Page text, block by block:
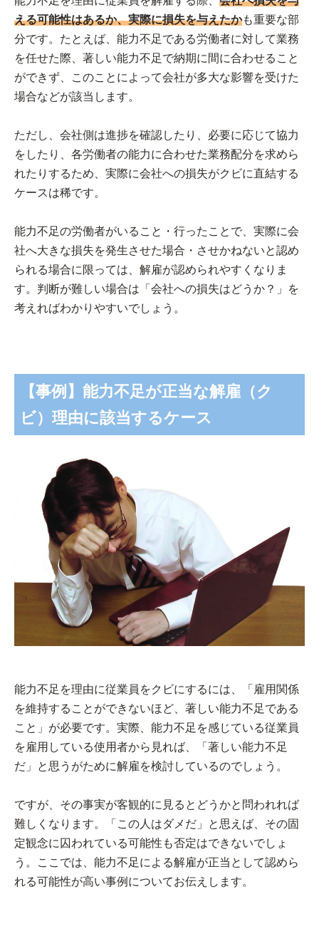
える可能性はあるか、実際に損失を与えたかも重要な部
分です。たとえば、能力不足である労働者に対して業務
を任せた際、著しい能力不足で納期に間に合わせること
ができず、このことによって会社が多大な影響を受けた
場合などが該当します。
ただし、会社側は進捗を確認したり、必要に応じて協力
をしたり、各労働者の能力に合わせた業務配分を求めら
れたりするため、実際に会社への損失がクビに直結する
ケースは稀です。
能力不足の労働者がいること・行ったことで、実際に会
社へ大きな損失を発生させた場合・させかねないと認め
られる場合に限っては、解雇が認められやすくなりま
す。判断が難しい場合は「会社への損失はどうか？」を
考えればわかりやすいでしょう。
【事例】能力不足が正当な解雇（ク
ビ）理由に該当するケース
能力不足を理由に従業員をクビにするには、「雇用関係
を維持することができないほど、著しい能力不足である
こと」が必要です。実際、能力不足を感じている従業員
を雇用している使用者から見れば、「著しい能力不足
だ」と思うがために解雇を検討しているのでしょう。
ですが、その事実が客観的に見るとどうかと問われれば
難しくなります。「この人はダメだ」と思えば、その固
定観念に囚われている可能性も否定はできないでしょ
う。ここでは、能力不足による解雇が正当として認めら
れる可能性が高い事例についてお伝えします。